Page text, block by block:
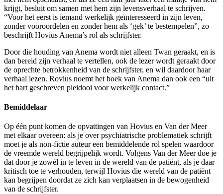
krijgt, besluit om samen met hem zijn levensverhaal te schrijven.
“Voor het eerst is iemand werkelijk geïnteresseerd in zijn leven,
zonder vooroordelen en zonder hem als ‘gek’ te bestempelen”, zo
beschrijft Hovius Anema’s rol als schrijfster.
Door die houding van Anema wordt niet alleen Twan geraakt, en is
dan bereid zijn verhaal te vertellen, ook de lezer wordt geraakt door
de oprechte betrokkenheid van de schrijfster, en wil daardoor haar
verhaal lezen. Rovius noemt het boek van Anema dan ook een “uit
het hart geschreven pleidooi voor werkelijk contact.”
Bemiddelaar
Op één punt komen de opvattingen van Hovius en Van der Meer
met elkaar overeen: als je over psychiatrische problematiek schrijft
moet je als non-fictie auteur een bemiddelende rol spelen waardoor
de vreemde wereld begrijpelijk wordt. Volgens Van der Meer doe je
dat door je zowél in te leven in de wereld van de patiënt, als je daar
kritisch toe te verhouden, terwijl Hovius die wereld van de patiënt
kan begrijpen doordat ze zich kan verplaatsen in de bewogenheid
van de schrijfster.